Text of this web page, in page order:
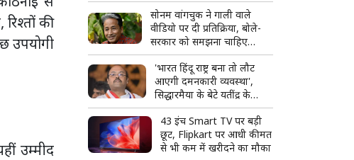
की
उपयोगी
उम्मीद
सोनम वांगचुक ने गाली वाले
वीडियो पर दी प्रतिक्रिया, बोले-
सरकार को समझना चाहिए
युवाओं में इतना गुस्सा क्यों है
'भारत हिंदू राष्ट्र बना तो लौट
आएगी दमनकारी व्यवस्था',
सिद्धारमैया के बेटे यतींद्र के
बयान से बढ़ा विवाद
43 इंच Smart TV पर बड़ी
छूट, Flipkart पर आधी कीमत
से भी कम में खरीदने का मौका